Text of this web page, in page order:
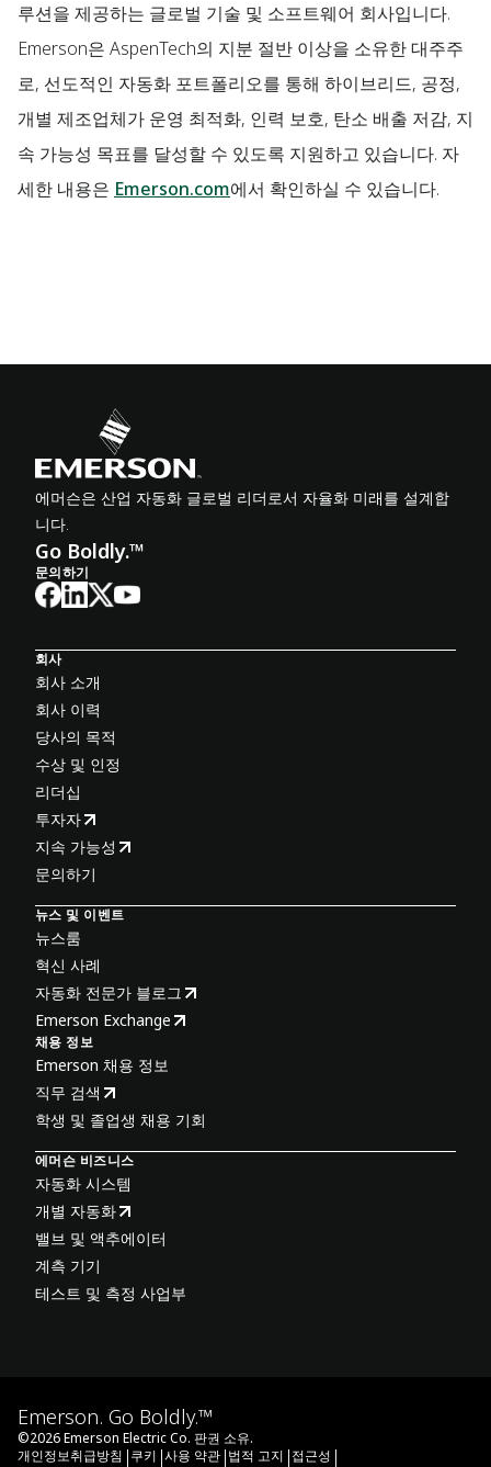
루션을 제공하는 글로벌 기술 및 소프트웨어 회사입니다.
Emerson은 AspenTech의 지분 절반 이상을 소유한 대주주
로, 선도적인 자동화 포트폴리오를 통해 하이브리드, 공정,
개별 제조업체가 운영 최적화, 인력 보호, 탄소 배출 저감, 지
속 가능성 목표를 달성할 수 있도록 지원하고 있습니다. 자
세한 내용은 Emerson.com에서 확인하실 수 있습니다.
에머슨은 산업 자동화 글로벌 리더로서 자율화 미래를 설계합
니다.
Go Boldly.™
문의하기
회사
회사 소개
회사 이력
당사의 목적
수상 및 인정
리더십
투자자
지속 가능성
문의하기
뉴스 및 이벤트
뉴스룸
혁신 사례
자동화 전문가 블로그
Emerson Exchange
채용 정보
Emerson 채용 정보
직무 검색
학생 및 졸업생 채용 기회
에머슨 비즈니스
자동화 시스템
개별 자동화
밸브 및 액추에이터
계측 기기
테스트 및 측정 사업부
Emerson. Go Boldly.™
©2026Emerson Electric Co. 판권 소유.
개인정보취급방침 |쿠키 |사용 약관 |법적 고지 |접근성 |